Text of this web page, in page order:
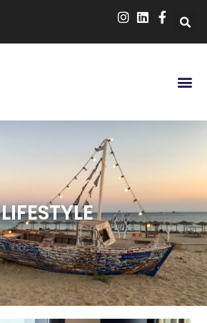
LIFESTYLE